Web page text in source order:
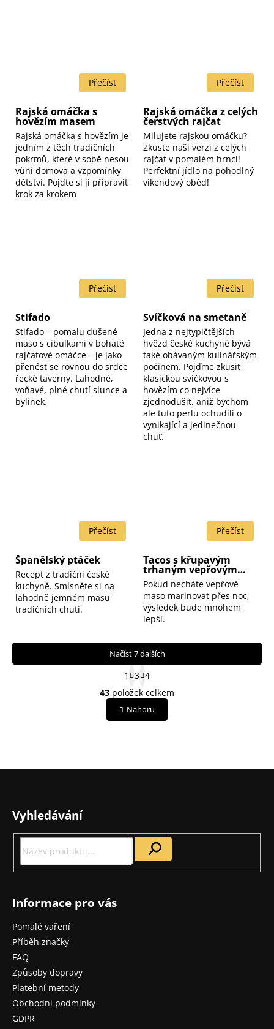
Rajská omáčka s
hovězím masem
Rajská omáčka s hovězím je
jedním z těch tradičních
pokrmů, které v sobě nesou
vůni domova a vzpomínky
dětství. Pojďte si ji připravit
krok za krokem
Rajská omáčka z celých
čerstvých rajčat
Milujete rajskou omáčku?
Zkuste naši verzi z celých
rajčat v pomalém hrnci!
Perfektní jídlo na pohodlný
víkendový oběd!
Stifado
Stifado – pomalu dušené
maso s cibulkami v bohaté
rajčatové omáčce – je jako
přenést se rovnou do srdce
řecké taverny. Lahodné,
voňavé, plné chutí slunce a
bylinek.
Svíčková na smetaně
Jedna z nejtypičtějších
hvězd české kuchyně bývá
také obávaným kulinářským
počinem. Pojďme zkusit
klasickou svíčkovou s
hovězím co nejvíce
zjednodušit, aniž bychom
ale tuto perlu ochudili o
vynikající a jedinečnou
chuť.
Španělský ptáček
Recept z tradiční české
kuchyně. Smlsněte si na
lahodně jemném masu
tradičních chutí.
Tacos s křupavým
trhaným vepřovým
masem
Pokud necháte vepřové
maso marinovat přes noc,
výsledek bude mnohem
lepší.
O
v
l
a
r
k
Načíst 7 dalších
S
t
r
á
n
á
1 3 4
43 položek celkem
Nahoru
Vyhledávání
Informace pro vás
Pomalé vaření
Příběh značky
FAQ
Způsoby dopravy
Platební metody
Obchodní podmínky
GDPR